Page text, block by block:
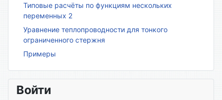
Типовые расчёты по функциям нескольких
переменных 2
Уравнение теплопроводности для тонкого
ограниченного стержня
Примеры
Войти